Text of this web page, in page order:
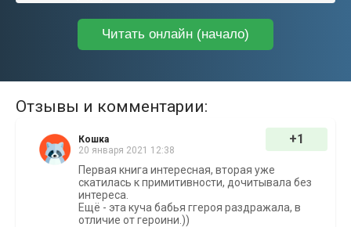
Читать онлайн (начало)
Отзывы и комментарии:
Кошка
20 января 2021 12:38
+1
Первая книга интересная, вторая уже
скатилась к примитивности, дочитывала без
интереса.
Ещё - эта куча бабья ггероя раздражала, в
отличие от героини.))